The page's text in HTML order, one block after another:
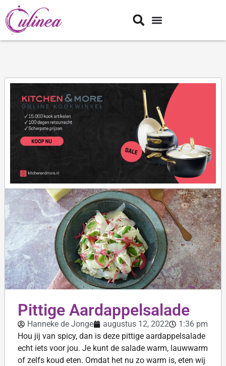
Pittige Aardappelsalade
Hanneke de Jonge augustus 12, 2022
1:36 pm
Hou jij van spicy, dan is deze pittige aardappelsalade
echt iets voor jou. Je kunt de salade warm, lauwwarm
of zelfs koud eten. Omdat het nu zo warm is, eten wij